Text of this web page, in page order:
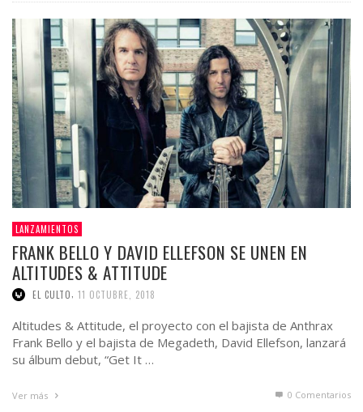
LANZAMIENTOS
FRANK BELLO Y DAVID ELLEFSON SE UNEN EN
ALTITUDES & ATTITUDE
EL CULTO, 11 OCTUBRE, 2018
Altitudes & Attitude, el proyecto con el bajista de Anthrax
Frank Bello y el bajista de Megadeth, David Ellefson, lanzará
su álbum debut, “Get It …
Ver más 0 Comentarios